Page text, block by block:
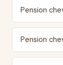
Pension
Pension